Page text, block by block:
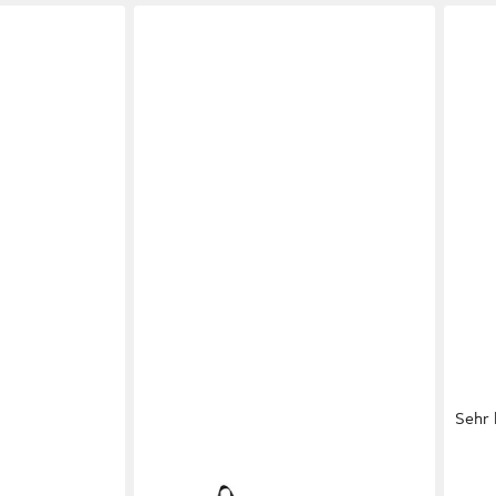
Schulrucksack 5-teiliges Kawaii-
Sehr